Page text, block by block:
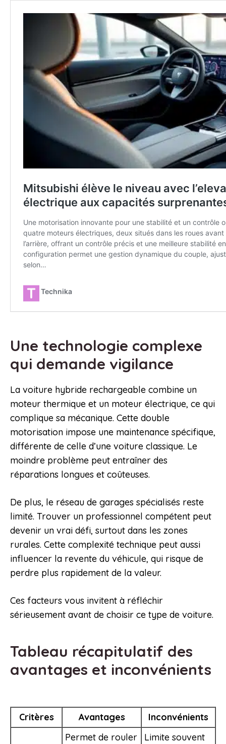
Une technologie complexe
qui demande vigilance
La voiture hybride rechargeable combine un
moteur thermique et un moteur électrique, ce qui
complique sa mécanique. Cette double
motorisation impose une maintenance spécifique,
différente de celle d’une voiture classique. Le
moindre problème peut entraîner des
réparations longues et coûteuses.
De plus, le réseau de garages spécialisés reste
limité. Trouver un professionnel compétent peut
devenir un vrai défi, surtout dans les zones
rurales. Cette complexité technique peut aussi
influencer la revente du véhicule, qui risque de
perdre plus rapidement de la valeur.
Ces facteurs vous invitent à réfléchir
sérieusement avant de choisir ce type de voiture.
Tableau récapitulatif des
avantages et inconvénients
Critères Avantages Inconvénients
Permet de rouler
Limite souvent